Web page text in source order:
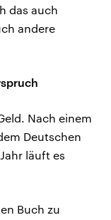
das auch
andere
Nach einem
Deutschen
läuft es
Buch zu